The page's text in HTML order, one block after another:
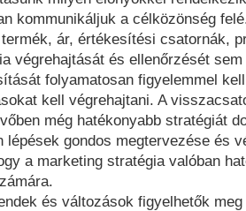
kommunikáljuk a célközönség
ár, értékesítési csatornák,
végrehajtását és ellenőrzését
folyamatosan figyelemmel
kell végrehajtani. A
még hatékonyabb stratégiát
lépések gondos megtervezése és
a marketing stratégia valóban
és változások figyelhetők